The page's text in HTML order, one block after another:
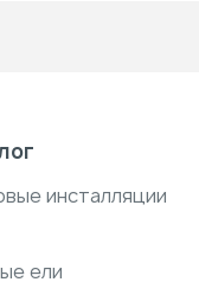
инсталляции
ели